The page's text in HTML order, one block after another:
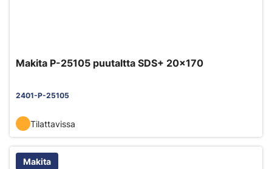
Makita P-25105 puutaltta SDS+ 20x170
2401-P-25105
Tilattavissa
Makita